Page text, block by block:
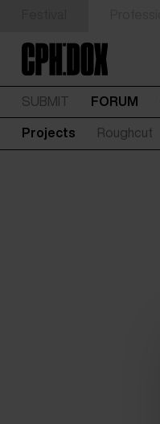
SUBMIT FORUM
Projects Roughcut